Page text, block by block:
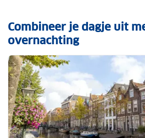
Combineer je dagje uit
overnachting